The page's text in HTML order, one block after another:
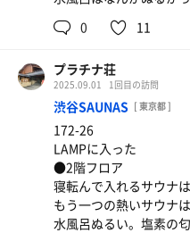
休憩エリア
椅子がたくさんあっ
内風呂も窓が空いてて
今年で最も脳が揺らいだ
水風呂は3分程度入って
ぜひリピートしたい施設
0
11
プラチナ荘
2025.09.01 1回目の訪問
渋谷SAUNAS [ 東京都 ]
172-26
LAMPに入った
●2階フロア
寝転んで入れるサウナ
もう一つの熱いサウナ
水風呂ぬるい。塩素の